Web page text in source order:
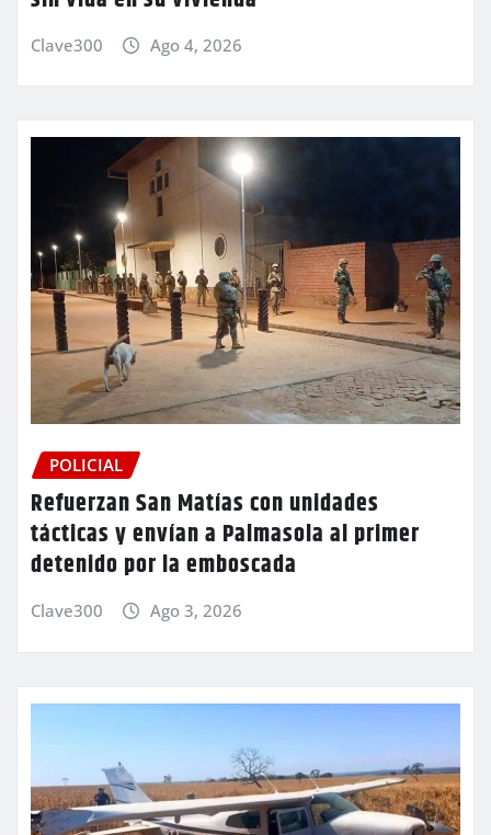
Clave300 Ago 4, 2026
POLICIAL
Refuerzan San Matías con unidades
tácticas y envían a Palmasola al primer
detenido por la emboscada
Clave300 Ago 3, 2026